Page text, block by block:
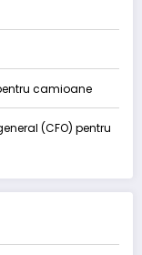
camioane
(CFO) pentru